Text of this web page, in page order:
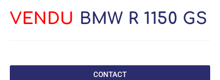
VENDU BMW R 1150 GS
CONTACT